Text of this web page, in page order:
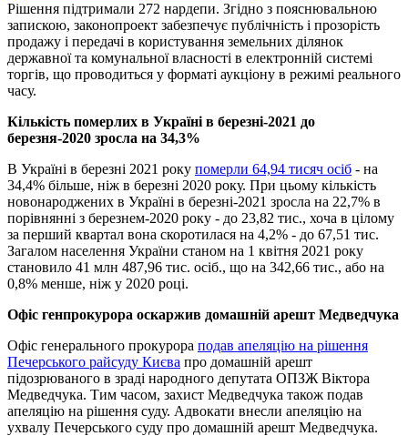
Рішення підтримали 272 нардепи. Згідно з пояснювальною
запискою, законопроект забезпечує публічність і прозорість
продажу і передачі в користування земельних ділянок
державної та комунальної власності в електронній системі
торгів, що проводиться у форматі аукціону в режимі реального
часу.
Кількість померлих в Україні в березні-2021 до
березня-2020 зросла на 34,3%
В Україні в березні 2021 року померли 64,94 тисяч осіб - на
34,4% більше, ніж в березні 2020 року. При цьому кількість
новонароджених в Україні в березні-2021 зросла на 22,7% в
порівнянні з березнем-2020 року - до 23,82 тис., хоча в цілому
за перший квартал вона скоротилася на 4,2% - до 67,51 тис.
Загалом населення України станом на 1 квітня 2021 року
становило 41 млн 487,96 тис. осіб., що на 342,66 тис., або на
0,8% менше, ніж у 2020 році.
Офіс генпрокурора оскаржив домашній арешт Медведчука
Офіс генерального прокурора подав апеляцію на рішення
Печерського райсуду Києва про домашній арешт
підозрюваного в зраді народного депутата ОПЗЖ Віктора
Медведчука. Тим часом, захист Медведчука також подав
апеляцію на рішення суду. Адвокати внесли апеляцію на
ухвалу Печерського суду про домашній арешт Медведчука.